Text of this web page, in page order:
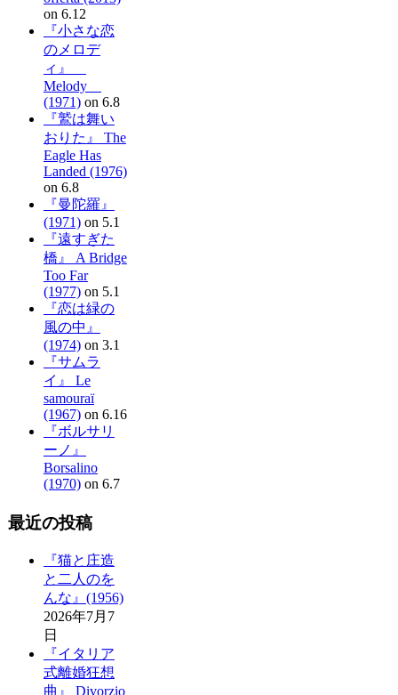
on 6.12
『小さな恋
のメロデ
ィ』
Melody
(1971)on 6.8
『鷲は舞い
おりた』 The
Eagle Has
Landed (1976)
on 6.8
『曼陀羅』
(1971)on 5.1
『遠すぎた
橋』 A Bridge
Too Far
(1977)on 5.1
『恋は緑の
風の中』
(1974)on 3.1
『サムラ
イ』 Le
samouraï
(1967)on 6.16
『ボルサリ
ーノ』
Borsalino
(1970)on 6.7
最近の投稿
『猫と庄造
と二人のを
んな』(1956)
2026年7月7
日
『イタリア
式離婚狂想
曲』 Divorzio